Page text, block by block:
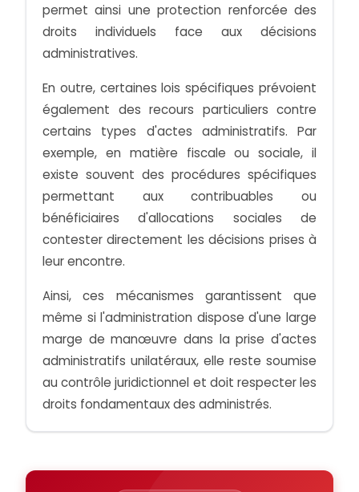
permet ainsi une protection renforcée des
droits individuels face aux décisions
administratives.
En outre, certaines lois spécifiques prévoient
également des recours particuliers contre
certains types d'actes administratifs. Par
exemple, en matière fiscale ou sociale, il
existe souvent des procédures spécifiques
permettant aux contribuables ou
bénéficiaires d'allocations sociales de
contester directement les décisions prises à
leur encontre.
Ainsi, ces mécanismes garantissent que
même si l'administration dispose d'une large
marge de manœuvre dans la prise d'actes
administratifs unilatéraux, elle reste soumise
au contrôle juridictionnel et doit respecter les
droits fondamentaux des administrés.